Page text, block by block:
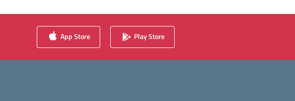
App Store Play Store